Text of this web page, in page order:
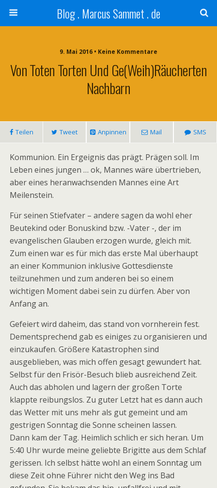
Blog . Marcus Sammet . de
9. Mai 2016 • Keine Kommentare
Von Toten Torten Und Ge(weih)räucherten
Nachbarn
Teilen Tweet Anpinnen Mail SMS
Kommunion. Ein Ergeignis das prägt. Prägen soll. Im
Leben eines jungen … ok, Mannes wäre übertrieben,
aber eines heranwachsenden Mannes eine Art
Meilenstein.
Für seinen Stiefvater – andere sagen da wohl eher
Beutekind oder Bonuskind bzw. -Vater -, der im
evangelischen Glauben erzogen wurde, gleich mit.
Zum einen war es für mich das erste Mal überhaupt
an einer Kommunion inklusive Gottesdienste
teilzunehmen und zum anderen bei so einem
wichtigen Moment dabei sein zu dürfen. Aber von
Anfang an.
Gefeiert wird daheim, das stand von vornherein fest.
Dementsprechend gab es einiges zu organisieren und
einzukaufen. Größere Katastrophen sind
ausgeblieben, was mich offen gesagt gewundert hat.
Selbst für den Frisör-Besuch blieb ausreichend Zeit.
Auch das abholen und lagern der großen Torte
klappte reibungslos. Zu guter Letzt hat es dann auch
das Wetter mit uns mehr als gut gemeint und am
gestrigen Sonntag die Sonne scheinen lassen.
Dann kam der Tag. Heimlich schlich er sich heran. Um
5:40 Uhr wurde meine geliebte Brigitte aus dem Schlaf
gerissen. Ich selbst hätte wohl an einem Sonntag um
diese Zeit ohne Führer nicht den Weg ins Bad